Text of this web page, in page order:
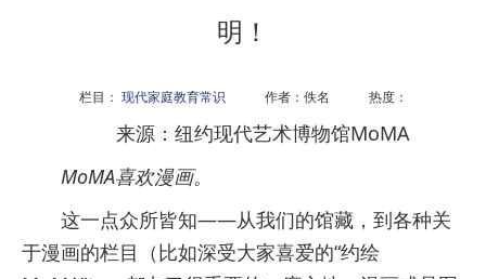
明！
栏目： 现代家庭教育常识 作者：佚名 热度：
来源：纽约现代艺术博物馆MoMA
MoMA喜欢漫画。
这一点众所皆知——从我们的馆藏，到各种关
于漫画的栏目（比如深受大家喜爱的“约绘